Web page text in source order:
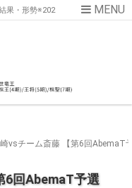
果・形勢※202
vsチーム斎藤 【第6回AbemaT
6回AbemaT予選